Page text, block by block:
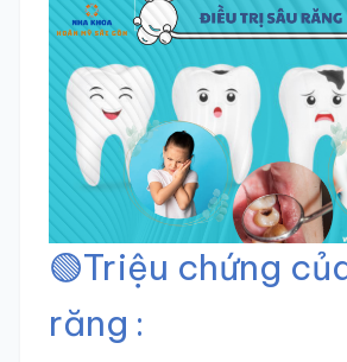
🟢Triệu chứng
răng :